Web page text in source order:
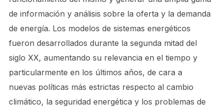
de información y análisis sobre la oferta y la demanda
de energía. Los modelos de sistemas energéticos
fueron desarrollados durante la segunda mitad del
siglo XX, aumentando su relevancia en el tiempo y
particularmente en los últimos años, de cara a
nuevas políticas más estrictas respecto al cambio
climático, la seguridad energética y los problemas de